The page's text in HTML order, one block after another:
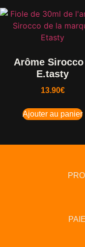
Arôme Sirocco
E.tasty
13.90€
Ajouter au panier